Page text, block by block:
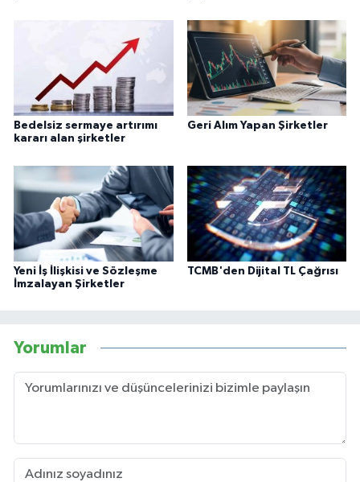
Bedelsiz sermaye artırımı
kararı alan şirketler
Geri Alım Yapan Şirketler
Yeni İş İlişkisi ve Sözleşme
İmzalayan Şirketler
TCMB'den Dijital TL Çağrısı
Yorumlar